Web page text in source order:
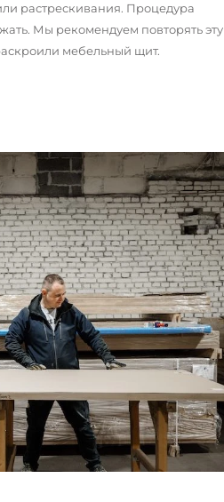
растрескивания. Процедура
Мы рекомендуем повторять эту
мебельный щит.